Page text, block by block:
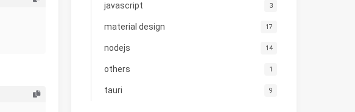
javascript 3
material design 17
nodejs 14
others 1
tauri 9